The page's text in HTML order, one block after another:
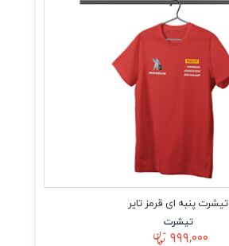
تیشرت پنبه ای قرمز تایر
تیشرت
۹۹۹,۰۰۰